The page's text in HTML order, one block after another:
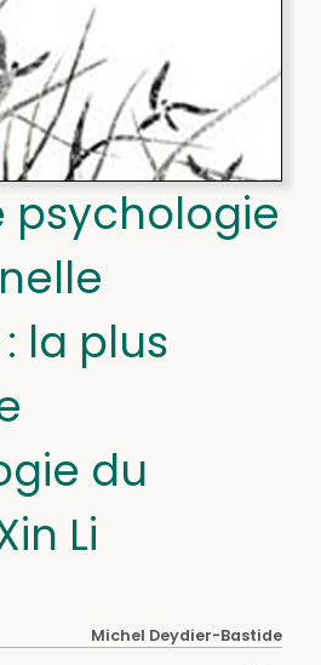
psychologie
la plus
du
Li
Michel Deydier-Bastide